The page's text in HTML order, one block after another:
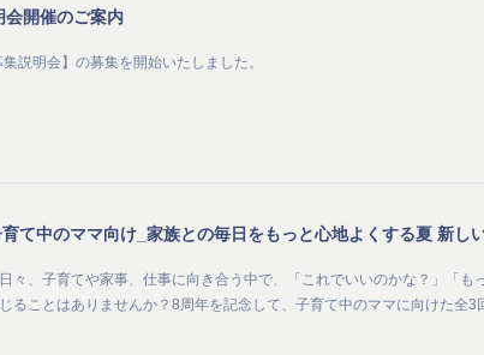
会開催のご案内
説明会】の募集を開始いたしました。
々、子育てや家事、仕事に向き合う中で、「これでいいのかな？」「も
ることはありませんか？8周年を記念して、子育て中のママに向けた全